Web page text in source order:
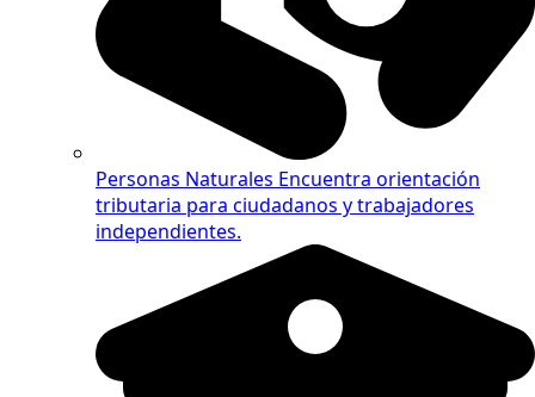
Personas Naturales Encuentra orientación
tributaria para ciudadanos y trabajadores
independientes.